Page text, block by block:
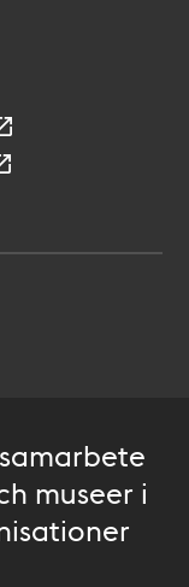
museer i